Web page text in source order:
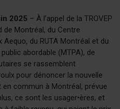
2025 – À l’appel de la TROVEP
de Montréal, du Centre
Aequo, du RUTA Montréal et du
abordable (MTPA), de
se rassemblent
pour dénoncer la nouvelle
commun à Montréal, prévue
ce sont les usager•ères, et